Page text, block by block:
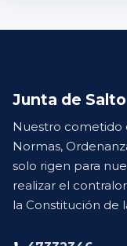
Junta de Salto
Nuestro cometido
Normas,
solo rigen para
realizar el
la Constitución de